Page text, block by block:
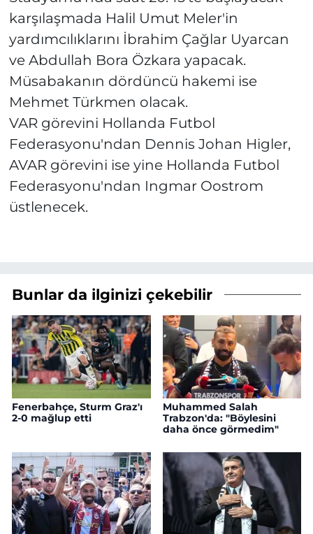
karşılaşmada Halil Umut Meler'in
yardımcılıklarını İbrahim Çağlar Uyarcan
ve Abdullah Bora Özkara yapacak.
Müsabakanın dördüncü hakemi ise
Mehmet Türkmen olacak.
VAR görevini Hollanda Futbol
Federasyonu'ndan Dennis Johan Higler,
AVAR görevini ise yine Hollanda Futbol
Federasyonu'ndan Ingmar Oostrom
üstlenecek.
Bunlar da ilginizi çekebilir
Fenerbahçe, Sturm Graz'ı
2-0 mağlup etti
Muhammed Salah
Trabzon'da: "Böylesini
daha önce görmedim"